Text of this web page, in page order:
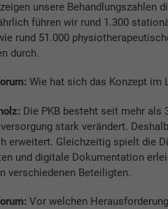
unsere Behandlungszahlen
führen wir rund 1.300
rund 51.000
durch.
Wie hat sich das Konzept im
Die PKB besteht seit mehr als
stark verändert.
erweitert. Gleichzeitig spielt die
und digitale Dokumentation
verschiedenen Beteiligten.
Vor welchen